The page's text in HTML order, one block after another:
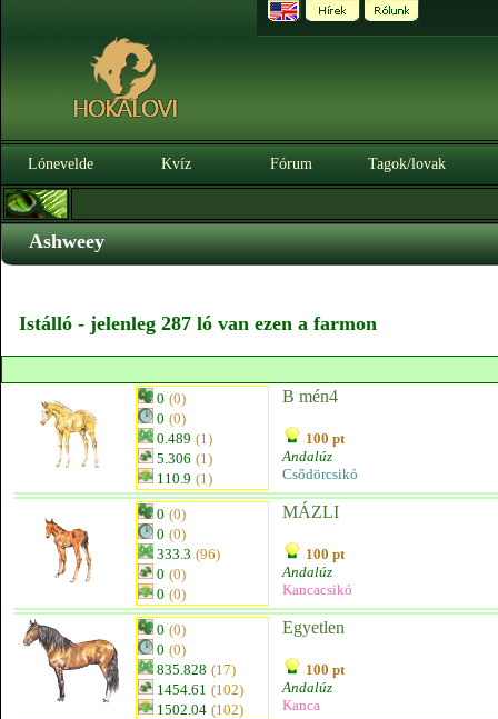
Lónevelde Kvíz Fórum Tagok/lovak
Ashweey
Istálló - jelenleg 287 ló van ezen a farmon
0 (0)
0 (0)
0.489 (1)
5.306 (1)
110.9 (1)
B mén4
100 pt
Andalúz
Csődörcsikó
0 (0)
0 (0)
333.3 (96)
0 (0)
0 (0)
MÁZLI
100 pt
Andalúz
Kancacsikó
0 (0)
0 (0)
835.828 (17)
1454.61 (102)
1502.04 (102)
Egyetlen
100 pt
Andalúz
Kanca